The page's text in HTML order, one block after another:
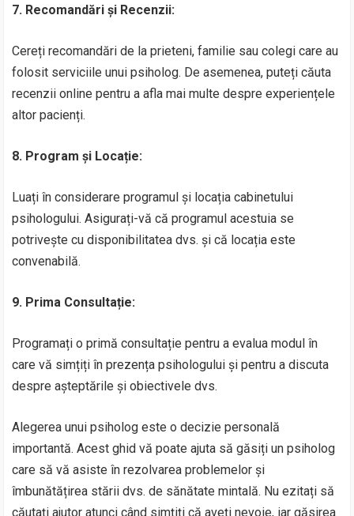
7. Recomandări și Recenzii:
Cereți recomandări de la prieteni, familie sau colegi care au
folosit serviciile unui psiholog. De asemenea, puteți căuta
recenzii online pentru a afla mai multe despre experiențele
altor pacienți.
8. Program și Locație:
Luați în considerare programul și locația cabinetului
psihologului. Asigurați-vă că programul acestuia se
potrivește cu disponibilitatea dvs. și că locația este
convenabilă.
9. Prima Consultație:
Programați o primă consultație pentru a evalua modul în
care vă simțiți în prezența psihologului și pentru a discuta
despre așteptările și obiectivele dvs.
Alegerea unui psiholog este o decizie personală
importantă. Acest ghid vă poate ajuta să găsiți un psiholog
care să vă asiste în rezolvarea problemelor și
îmbunătățirea stării dvs. de sănătate mintală. Nu ezitați să
căutați ajutor atunci când simțiți că aveți nevoie, iar găsirea